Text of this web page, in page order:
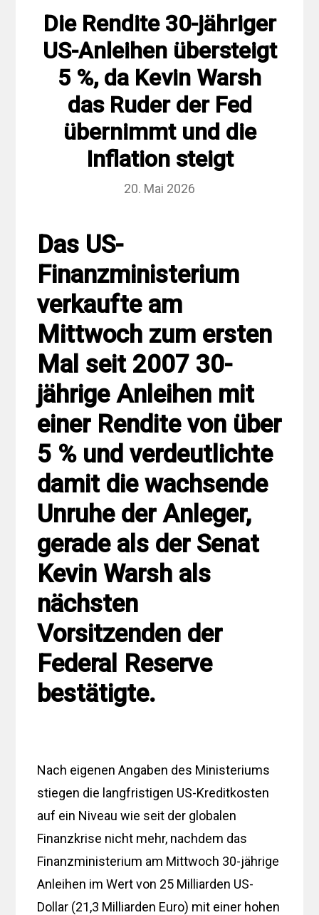
Die Rendite 30-jähriger
US-Anleihen übersteigt
5 %, da Kevin Warsh
das Ruder der Fed
übernimmt und die
Inflation steigt
20. Mai 2026
Das US-
Finanzministerium
verkaufte am
Mittwoch zum ersten
Mal seit 2007 30-
jährige Anleihen mit
einer Rendite von über
5 % und verdeutlichte
damit die wachsende
Unruhe der Anleger,
gerade als der Senat
Kevin Warsh als
nächsten
Vorsitzenden der
Federal Reserve
bestätigte.
Nach eigenen Angaben des Ministeriums
stiegen die langfristigen US-Kreditkosten
auf ein Niveau wie seit der globalen
Finanzkrise nicht mehr, nachdem das
Finanzministerium am Mittwoch 30-jährige
Anleihen im Wert von 25 Milliarden US-
Dollar (21,3 Milliarden Euro) mit einer hohen